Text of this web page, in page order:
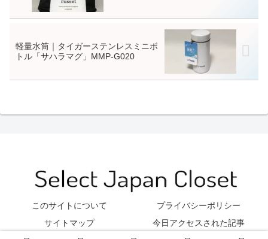
軽量水筒｜タイガーステンレスミニボ
トル「サハラマグ」MMP-G020
このサイトについて
プライバシーポリシー
サイトマップ
今日アクセスされた記事